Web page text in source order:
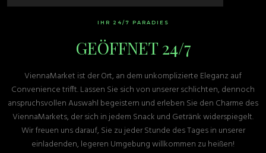
IHR 24/7 PARADIES
GEÖFFNET 24/7
ViennaMarket ist der Ort, an dem unkomplizierte Eleganz auf
Convenience trifft. Lassen Sie sich von unserer schlichten, dennoch
anspruchsvollen Auswahl begeistern und erleben Sie den Charme des
ViennaMarkets, der sich in jedem Snack und Getränk widerspiegelt.
Wir freuen uns darauf, Sie zu jeder Stunde des Tages in unserer
einladenden, legeren Umgebung willkommen zu heißen!